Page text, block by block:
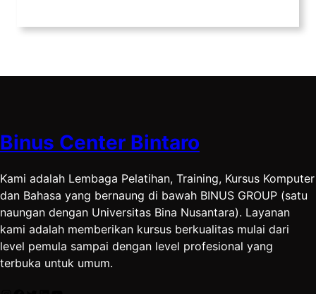
Binus Center Bintaro
Kami adalah Lembaga Pelatihan, Training, Kursus Komputer
dan Bahasa yang bernaung di bawah BINUS GROUP (satu
naungan dengan Universitas Bina Nusantara). Layanan
kami adalah memberikan kursus berkualitas mulai dari
level pemula sampai dengan level profesional yang
terbuka untuk umum.